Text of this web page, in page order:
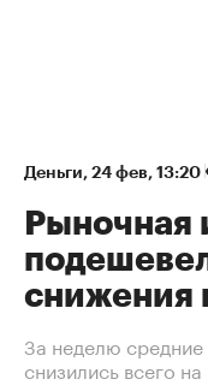
Деньги⁠, 24 фев, 13:20
Рыночная
снижения
За неделю средние
снизились всего